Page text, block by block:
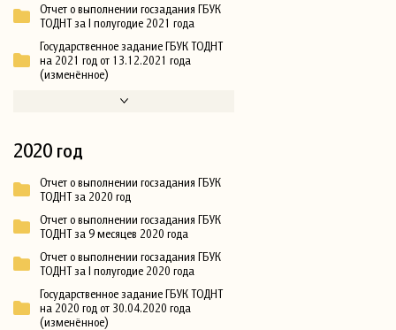
Отчет о выполнении госзадания ГБУК
ТОДНТ за I полугодие 2021 года
Государственное задание ГБУК ТОДНТ
на 2021 год от 13.12.2021 года
(изменённое)
2020 год
Отчет о выполнении госзадания ГБУК
ТОДНТ за 2020 год
Отчет о выполнении госзадания ГБУК
ТОДНТ за 9 месяцев 2020 года
Отчет о выполнении госзадания ГБУК
ТОДНТ за I полугодие 2020 года
Государственное задание ГБУК ТОДНТ
на 2020 год от 30.04.2020 года
(изменённое)